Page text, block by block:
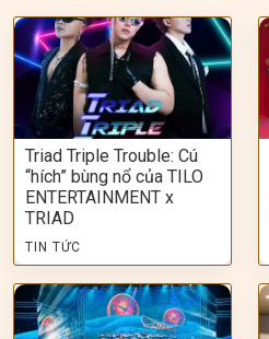
Triad Triple Trouble: Cú
“hích” bùng nổ của TILO
ENTERTAINMENT x
TRIAD
TIN TỨC